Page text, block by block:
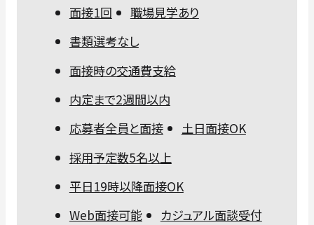
面接1回
職場見学あり
書類選考なし
面接時の交通費支給
内定まで2週間以内
応募者全員と面接
土日面接OK
採用予定数5名以上
平日19時以降面接OK
Web面接可能
カジュアル面談受付